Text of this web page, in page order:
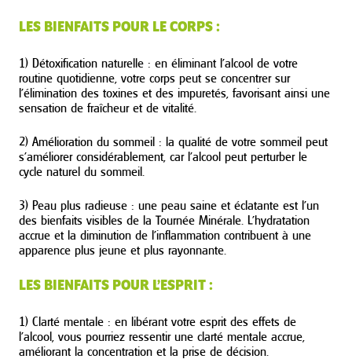
LES BIENFAITS POUR LE CORPS :
1) Détoxification naturelle : en éliminant l’alcool de votre
routine quotidienne, votre corps peut se concentrer sur
l’élimination des toxines et des impuretés, favorisant ainsi une
sensation de fraîcheur et de vitalité.
2) Amélioration du sommeil : la qualité de votre sommeil peut
s’améliorer considérablement, car l’alcool peut perturber le
cycle naturel du sommeil.
3) Peau plus radieuse : une peau saine et éclatante est l’un
des bienfaits visibles de la Tournée Minérale. L’hydratation
accrue et la diminution de l’inflammation contribuent à une
apparence plus jeune et plus rayonnante.
LES BIENFAITS POUR L’ESPRIT :
1) Clarté mentale : en libérant votre esprit des effets de
l’alcool, vous pourriez ressentir une clarté mentale accrue,
améliorant la concentration et la prise de décision.